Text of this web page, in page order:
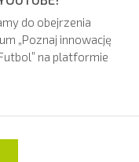
do obejrzenia
„Poznaj innowację
na platformie